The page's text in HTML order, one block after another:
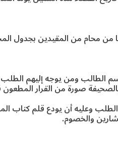
محام من المقيدين بجدول
الطالب ومن يوجه إليهم
صورة من القرار
وعليه أن يودع قلم كتاب
والخصوم.